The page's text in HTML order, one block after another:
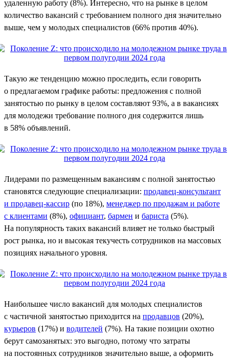
удаленную работу (8%). Интересно, что на рынке в целом
количество вакансий с требованием полного дня значительно
выше, чем у молодых специалистов (66% против 40%).
Такую же тенденцию можно проследить, если говорить
о предлагаемом графике работы: предложения с полной
занятостью по рынку в целом составляют 93%, а в вакансиях
для молодежи требование полного дня содержится лишь
в 58% объявлений.
Лидерами по размещенным вакансиям с полной занятостью
становятся следующие специализации: продавец-консультант
и продавец-кассир (по 18%), менеджер по продажам и работе
с клиентами (8%), официант, бармен и бариста (5%).
На популярность таких вакансий влияет не только быстрый
рост рынка, но и высокая текучесть сотрудников на массовых
позициях начального уровня.
Наибольшее число вакансий для молодых специалистов
с частичной занятостью приходится на продавцов (20%),
курьеров (17%) и водителей (7%). На такие позиции охотно
берут самозанятых: это выгодно, потому что затраты
на постоянных сотрудников значительно выше, а оформить